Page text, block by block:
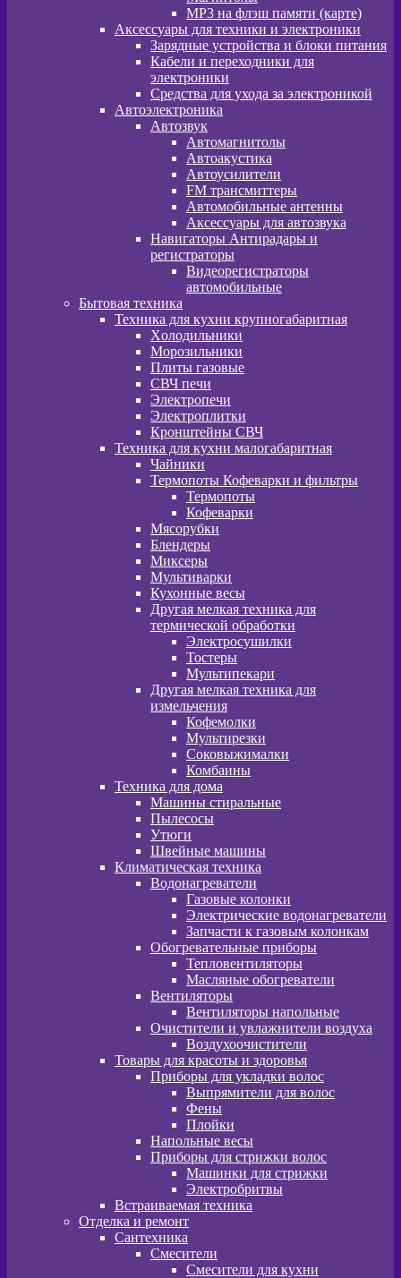
MP3 на флэш памяти (карте)
Аксессуары для техники и электроники
Зарядные устройства и блоки питания
Кабели и переходники для
электроники
Средства для ухода за электроникой
Автоэлектроника
Автозвук
Автомагнитолы
Автоакустика
Автоусилители
FM трансмиттеры
Автомобильные антенны
Аксессуары для автозвука
Навигаторы Антирадары и
регистраторы
Видеорегистраторы
автомобильные
Бытовая техника
Техника для кухни крупногабаритная
Xолодильники
Морозильники
Плиты газовые
СВЧ печи
Электропечи
Электроплитки
Кронштейны СВЧ
Техника для кухни малогабаритная
Чайники
Термопоты Кофеварки и фильтры
Термопоты
Кофеварки
Мясорубки
Блендеры
Миксеры
Мультиварки
Кухонные весы
Другая мелкая техника для
термической обработки
Электросушилки
Тостеры
Мультипекари
Другая мелкая техника для
измельчения
Кофемолки
Мультирезки
Соковыжималки
Комбаины
Техника для дома
Машины стиральные
Пылесосы
Утюги
Швейные машины
Климатическая техника
Водонагреватели
Газовые колонки
Электрические водонагреватели
Запчасти к газовым колонкам
Обогревательные приборы
Тепловентиляторы
Масляные обогреватели
Вентиляторы
Вентиляторы напольные
Очистители и увлажнители воздуха
Воздухоочистители
Товары для красоты и здоровья
Приборы для укладки волос
Выпрямители для волос
Фены
Плойки
Напольные весы
Приборы для стрижки волос
Машинки для стрижки
Электробритвы
Встраиваемая техника
Отделка и ремонт
Сантехника
Смесители
Смесители для кухни